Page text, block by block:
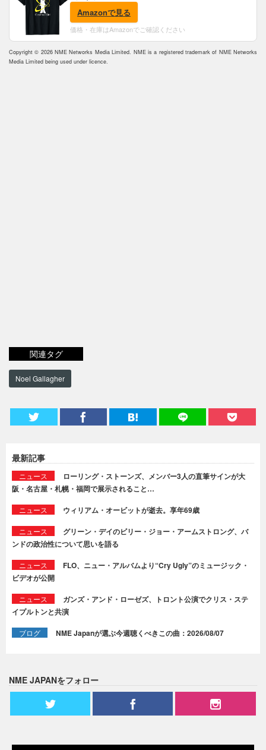
Amazonで見る
価格・在庫はAmazonでご確認ください
Copyright © 2026 NME Networks Media Limited. NME is a registered trademark of NME Networks
Media Limited being used under licence.
関連タグ
Noel Gallagher
最新記事
ニュース
ローリング・ストーンズ、メンバー3人の直筆サインが大
阪・名古屋・札幌・福岡で展示されること…
ニュース ウィリアム・オービットが逝去。享年69歳
ニュース
グリーン・デイのビリー・ジョー・アームストロング、バ
ンドの政治性について思いを語る
ニュース
FLO、ニュー・アルバムより“Cry Ugly”のミュージック・
ビデオが公開
ニュース
ガンズ・アンド・ローゼズ、トロント公演でクリス・ステ
イプルトンと共演
ブログ NME Japanが選ぶ今週聴くべきこの曲：2026/08/07
NME JAPANをフォロー